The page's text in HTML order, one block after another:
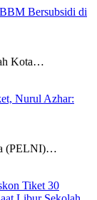
Bersubsidi di
Kota…
Nurul Azhar:
(PELNI)…
Tiket 30